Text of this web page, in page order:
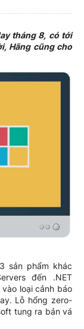
tháng 8, có tới
Hãng cũng cho
sản phẩm khác
đến .NET
loại cảnh báo
Lỗ hổng zero-
tung ra bản vá